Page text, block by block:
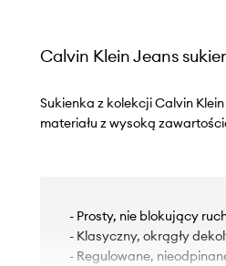
Calvin Klein Jeans
Sukienka z kolekcji Calvin
materiału z wysoką
- Prosty, nie blokujący
- Klasyczny, okrągły
- Regulowane,